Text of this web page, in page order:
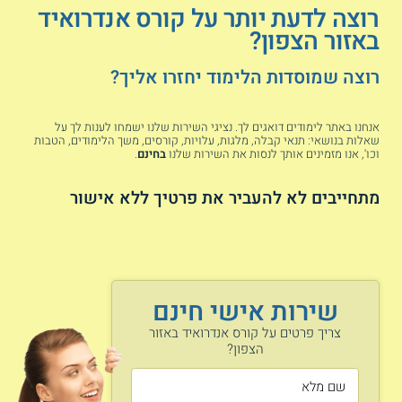
אנדרואיד ואייפון. במהלכו סוקרים דרכים לתכנות בסביבת ה -
WEB ומתוודעים לאפשרויות לפיתוח האפליקציות ולעיצוב
הממשקים שלהן. כמו כן, עוסקים בבסיסי הנתונים ובאפשרויות
התצוגה של מערכת ההפעלה Mac OSX של חברת אפל.
הרצאות עיוניות לבין תרגולים מעשיים בהם מתנסים בפיתוח מספר
יישומונים. באפשרות בוגרי ההכשרה לגשת למבחנים חיצוניים
בתכנות JAVA, אשר מתקיימים לאחר תום הקורס, יש לגשת
פוטושופ בצפון
קראו עוד גם עלקורס בדיקות תוכנה בצפון
שירות אישי חינם
צריך פרטים על קורס אנדרואיד באזור
הצפון?
רוצה לדעת יותר על קורס אנדרואיד
באזור הצפון?
רוצה שמוסדות הלימוד יחזרו אליך?
אנחנו באתר לימודים דואגים לך. נציגי השירות שלנו ישמחו לענות לך על
שאלות בנושאי: תנאי קבלה, מלגות, עלויות, קורסים, משך הלימודים, הטבות
וכו', אנו מזמינים אותך לנסות את השירות שלנובחינם.
מתחייבים לא להעביר את פרטיך ללא אישור